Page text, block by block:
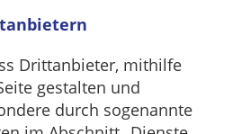
Drittanbieter, mithilfe
gestalten und
durch sogenannte